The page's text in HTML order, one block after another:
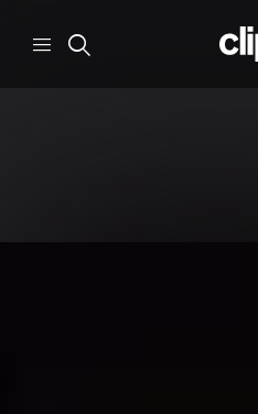
菜单 搜索
CLIP